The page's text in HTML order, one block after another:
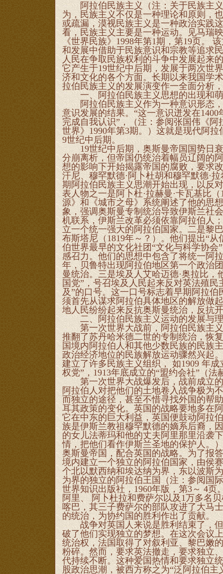
阿拉伯民族主义（注：关于民族主义
为，民族主义不仅是一种理论和原则，
或疏漏，漠视民族主义是一种政治实践
看，民族主义主要是一种运动。见马瑞
《世界民族》1998年第1期，第19页。
和发展中借助于民族意识和宗教等追求
人民在争取民族权利的斗争中发展起来
它产生于19世纪中后期，发展于两次世
济和文化的各个方面。长期以来我国学
拉伯民族主义的发展演变作一全面分析
一、阿拉伯民族主义思想的出现和萌
阿拉伯民族主义作为一种意识形态，
意识发展的结果。“这一意识迸发在
完成自我认识”，（注：参阅张国伟《
世界》1990年第3期。）这就是现代阿
9世纪中后期。
19世纪中后期，奥斯曼帝国国势日衰
分崩离析，但帝国仍统治着幅员辽阔的
想的影响下开始揭露帝国的腐败，要求
汗尼、穆罕默德·阿卜杜胡和穆罕默德·
期阿拉伯民族主义思潮开始出现，以反
表人物之一是阿卜杜·拉赫曼·卡瓦基比
源》和《城市之母》系统阐述了他的思
象，强调奥斯曼专制统治导致伊斯兰社
机联系，伊斯兰改革必须依靠阿拉伯人
立一个统一强大的阿拉伯国家。二是黎
布斯塔尼（1819年～？）。他们提出“
伯世界最早的文化社团“文化与科学协
感召力。他们的思想中包含了将统一阿
年，贝鲁特出现阿拉伯地区第一个政治
曼统治。三是埃及人艾哈迈德·奥拉比，
国党”，号召埃及人民起来反对英法殖
及”的口号。这一口号标志着早期阿拉
须首先从谋求阿拉伯具体地区的解放做
地人民纷纷起来反抗奥斯曼统治，反抗
二、阿拉伯民族主义运动的发展与理
第一次世界大战前，阿拉伯民族主义
推翻了苏丹哈米德二世的专制统治，恢
国境内阿拉伯人和其他少数民族的民族
政治经济地位的民族解放运动骤然兴起
建立了许多民族主义组织， 如1909 年
权党”，1913年底成立的“盟约会社”（
第一次世界大战爆发后，战前成立的
阿拉伯人对把他们的土地卷入战争极为
而独立的途径，甚至不惜寻找外国的帮
耳其政策的变化。英国的战略要地多在
它在中东的巨大利益，英国便鼓动阿拉
族是伊斯兰教祖穆罕默德的嫡系后裔，
的女儿法蒂玛和他的丈夫阿里那里沿袭
情，把他们看作伊斯兰圣地的保护人。
奥斯曼帝国，配合英国的战略。为了报
境内建立一个独立的阿拉伯国家，由侯
个北以默西纳和埃达纳为界，东以波斯
为界的独立的阿拉伯王国（注：参阅国
世界知识出版社，1960年版，第3～ 4
阿里、 阿卜杜拉和费萨尔以及1万多名
喀巴，其三子费萨尔的部队攻进了大马
的统治，为协约国的胜利作出了贡献。
战争对英国人来说是胜利结束了，但
破了他们实现独立的梦想。在这次会议
统治权，法国取得了对叙利亚、黎巴嫩
粉碎。然而，要求英法撤走，要求独立
代持续不断。这种爱国热情和要求独立
股政治思潮，被西方称之为“泛阿拉伯